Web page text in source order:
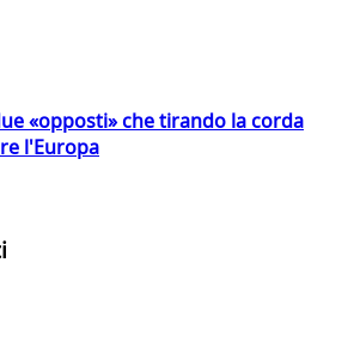
«opposti» che tirando la corda
l'Europa